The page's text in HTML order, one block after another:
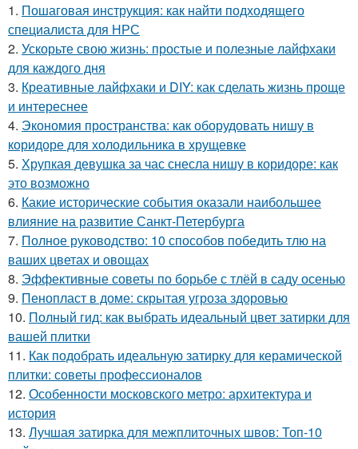
1. Пошаговая инструкция: как найти подходящего
специалиста для НРС
2. Ускорьте свою жизнь: простые и полезные лайфхаки
для каждого дня
3. Креативные лайфхаки и DIY: как сделать жизнь проще
и интереснее
4. Экономия пространства: как оборудовать нишу в
коридоре для холодильника в хрущевке
5. Хрупкая девушка за час снесла нишу в коридоре: как
это возможно
6. Какие исторические события оказали наибольшее
влияние на развитие Санкт-Петербурга
7. Полное руководство: 10 способов победить тлю на
ваших цветах и овощах
8. Эффективные советы по борьбе с тлёй в саду осенью
9. Пенопласт в доме: скрытая угроза здоровью
10. Полный гид: как выбрать идеальный цвет затирки для
вашей плитки
11. Как подобрать идеальную затирку для керамической
плитки: советы профессионалов
12. Особенности московского метро: архитектура и
история
13. Лучшая затирка для межплиточных швов: Топ-10